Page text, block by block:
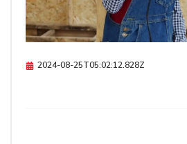
2024-08-25T05:02:12.828Z